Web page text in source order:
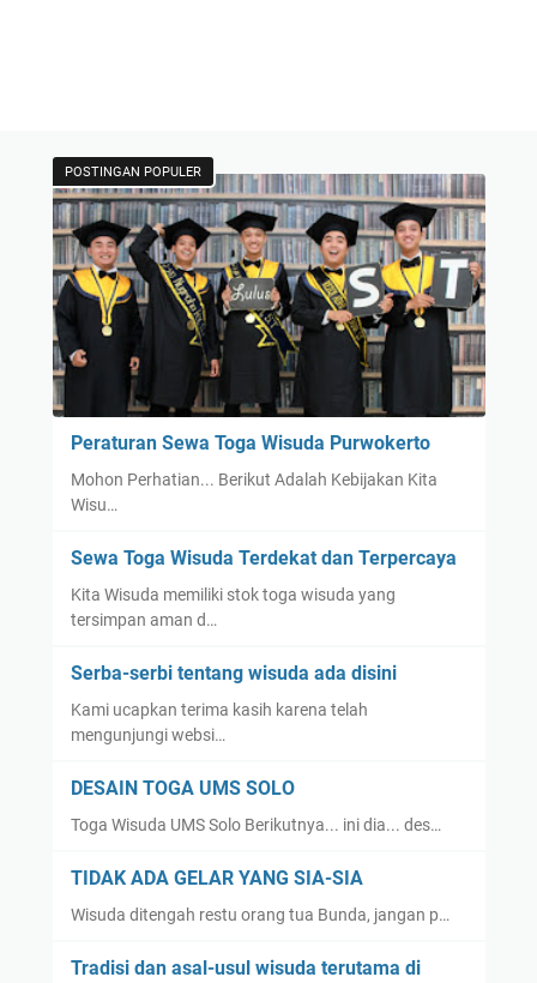
POSTINGAN POPULER
Peraturan Sewa Toga Wisuda Purwokerto
Mohon Perhatian... Berikut Adalah Kebijakan Kita
Wisu…
Sewa Toga Wisuda Terdekat dan Terpercaya
Kita Wisuda memiliki stok toga wisuda yang
tersimpan aman d…
Serba-serbi tentang wisuda ada disini
Kami ucapkan terima kasih karena telah
mengunjungi websi…
DESAIN TOGA UMS SOLO
Toga Wisuda UMS Solo Berikutnya... ini dia... des…
TIDAK ADA GELAR YANG SIA-SIA
Wisuda ditengah restu orang tua Bunda, jangan p…
Tradisi dan asal-usul wisuda terutama di